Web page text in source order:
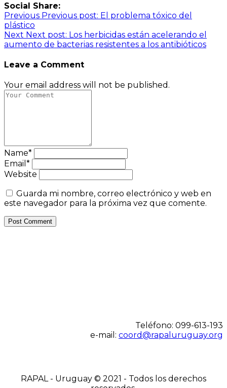
Social Share:
Navegación
de
entradas
Previous Previous post: El problema tóxico del
plástico
Next Next post: Los herbicidas están acelerando el
aumento de bacterias resistentes a los antibióticos
Leave a Comment
Your email address will not be published.
Name*
Email*
Website
Guarda mi nombre, correo electrónico y web en
este navegador para la próxima vez que comente.
Teléfono: 099-613-193
e-mail: coord@rapaluruguay.org
RAPAL - Uruguay © 2021 - Todos los derechos